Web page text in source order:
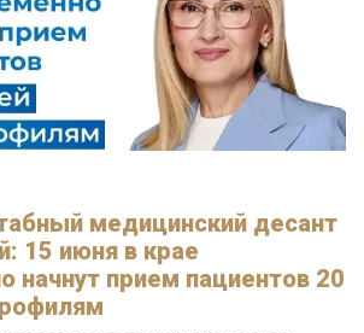
медицинский десант
15 июня в крае
начнут прием пациентов 20